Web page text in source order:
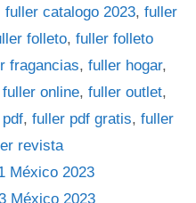
fuller catalogo 2023, fuller
folleto, fuller folleto
fragancias, fuller hogar,
fuller online, fuller outlet,
, fuller pdf gratis, fuller
revista
México 2023
México 2023